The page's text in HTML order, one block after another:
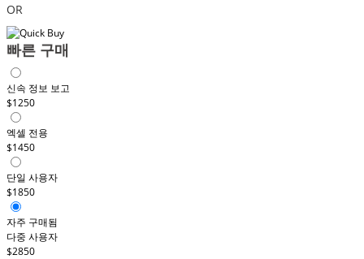
OR
빠른 구매
신속 정보 보고
$1250
엑셀 전용
$1450
단일 사용자
$1850
자주 구매됨
다중 사용자
$2850